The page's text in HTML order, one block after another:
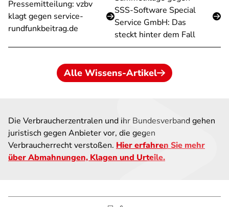
Pressemitteilung: vzbv
klagt gegen service-
rundfunkbeitrag.de
SSS-Software Special
Service GmbH: Das
steckt hinter dem Fall
Alle Wissens-Artikel
Die Verbraucherzentralen und ihr Bundesverband gehen
juristisch gegen Anbieter vor, die gegen
Verbraucherrecht verstoßen. Hier erfahren Sie mehr
über Abmahnungen, Klagen und Urteile.